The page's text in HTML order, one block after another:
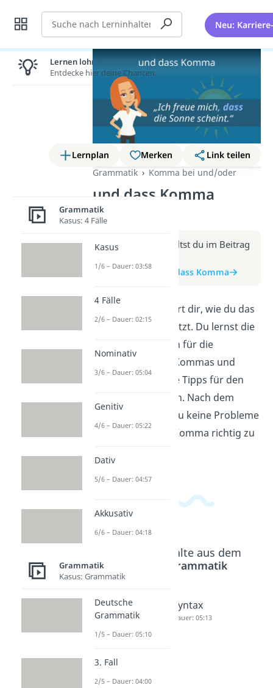
Suche Neu:
Lernplan Merken
Link teilen
Grammatik
Komma bei und/oder
und dass Komma
(Video)
Weitere Infos erhältst du im Beitrag
zum Beitrag: und dass Komma
Dieses Video erklärt dir, wie du das
Komma korrekt setzt. Du lernst die
wichtigsten Regeln für die
Verwendung des Kommas und
erhältst praktische Tipps für den
richtigen Gebrauch. Nach dem
Anschauen wirst du keine Probleme
mehr haben, das Komma richtig zu
Beliebte Inhalte aus dem
Grammatik
Sprache
Dauer: 05:20
Semanti
k
Dauer: 05:23
Syntax
Dauer: 05:13
Lernen lohnt sich!
Entdecke hier deine Chancen.
Grammatik
Kasus: 4 Fälle
Kasus
1/6 – Dauer: 03:58
4 Fälle
2/6 – Dauer: 02:15
Nominativ
3/6 – Dauer: 05:04
Genitiv
4/6 – Dauer: 05:22
Dativ
5/6 – Dauer: 04:57
Akkusativ
6/6 – Dauer: 04:18
Grammatik
Kasus: Grammatik
Deutsche
Grammatik
1/5 – Dauer: 05:10
3. Fall
2/5 – Dauer: 04:00